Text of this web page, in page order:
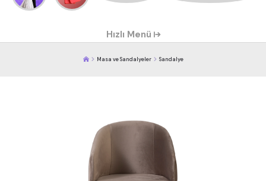
Hızlı Menü
Masa ve Sandalyeler Sandalye